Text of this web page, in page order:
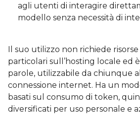
agli utenti di interagire
modello senza necessità di
Il suo utilizzo non richiede
particolari sull’hosting locale ed
parole, utilizzabile da chiunque
connessione internet. Ha un
basati sul consumo di token,
diversificati per uso personale e